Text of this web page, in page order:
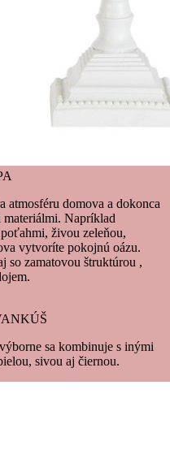
atmosféru domova a dokonca
Napríklad
živou zeleňou,
vytvoríte pokojnú oázu.
so zamatovou štruktúrou ,
sa kombinuje s inými
sivou aj čiernou.